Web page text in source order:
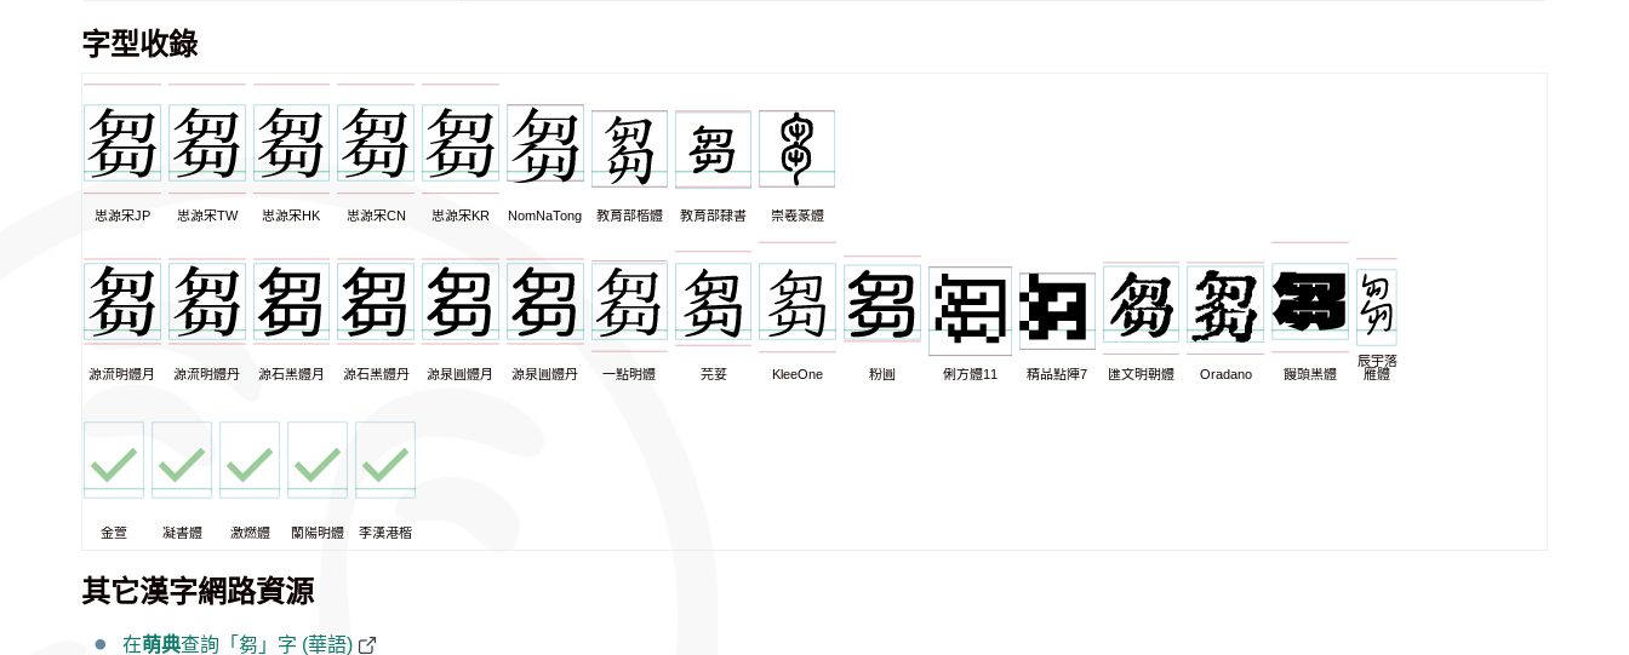
字型收錄
思源宋JP 思源宋TW 思源宋HK 思源宋CN 思源宋KR NomNaTong 教育部楷體 教育部隸書 崇羲篆體
源流明體月 源流明體丹 源石黑體月 源石黑體丹 源泉圓體月 源泉圓體丹 一點明體 芫荽 KleeOne 粉圓 俐方體11 精品點陣7 匯文明朝體 Oradano 饅頭黑體
辰宇落
雁體
金萱 凝書體 激燃體 蘭陽明體 李漢港楷
其它漢字網路資源
在萌典查詢「芻」字 (華語)